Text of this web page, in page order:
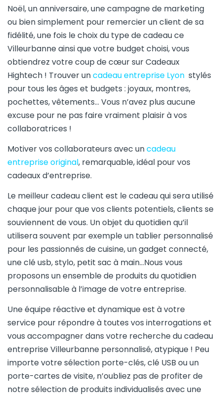
Noël, un anniversaire, une campagne de marketing
ou bien simplement pour remercier un client de sa
fidélité, une fois le choix du type de cadeau ce
Villeurbanne ainsi que votre budget choisi, vous
obtiendrez votre coup de cœur sur Cadeaux
Hightech ! Trouver uncadeau entreprise Lyon stylés
pour tous les âges et budgets : joyaux, montres,
pochettes, vêtements… Vous n’avez plus aucune
excuse pour ne pas faire vraiment plaisir à vos
collaboratrices !
Motiver vos collaborateurs avec uncadeau
entreprise original, remarquable, idéal pour vos
cadeaux d’entreprise.
Le meilleur cadeau client est le cadeau qui sera utilisé
chaque jour pour que vos clients potentiels, clients se
souviennent de vous. Un objet du quotidien qu’il
utilisera souvent par exemple un tablier personnalisé
pour les passionnés de cuisine, un gadget connecté,
une clé usb, stylo, petit sac à main…Nous vous
proposons un ensemble de produits du quotidien
personnalisable à l’image de votre entreprise.
Une équipe réactive et dynamique est à votre
service pour répondre à toutes vos interrogations et
vous accompagner dans votre recherche du cadeau
entreprise Villeurbanne personnalisé, atypique ! Peu
importe votre sélection porte-clés, clé USB ou un
porte-cartes de visite, n’oubliez pas de profiter de
notre sélection de produits individualisés avec une